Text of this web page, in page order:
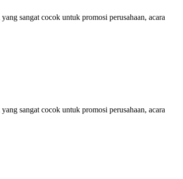
sangat cocok untuk promosi perusahaan, acara
sangat cocok untuk promosi perusahaan, acara